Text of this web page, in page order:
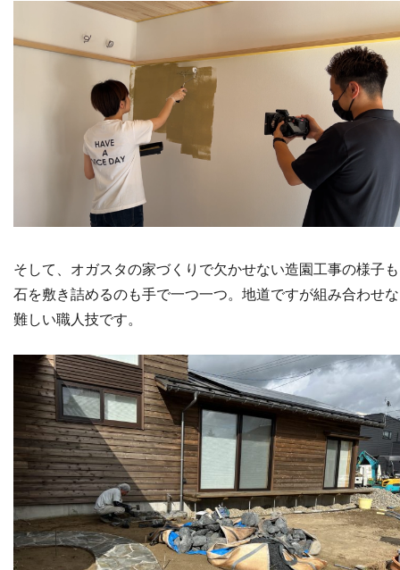
そして、オガスタの家づくりで欠かせない造園工事の様子
石を敷き詰めるのも手で一つ一つ。地道ですが組み合わせ
難しい職人技です。